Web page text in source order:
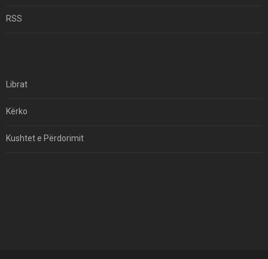
RSS
Librat
Kërko
Kushtet e Përdorimit